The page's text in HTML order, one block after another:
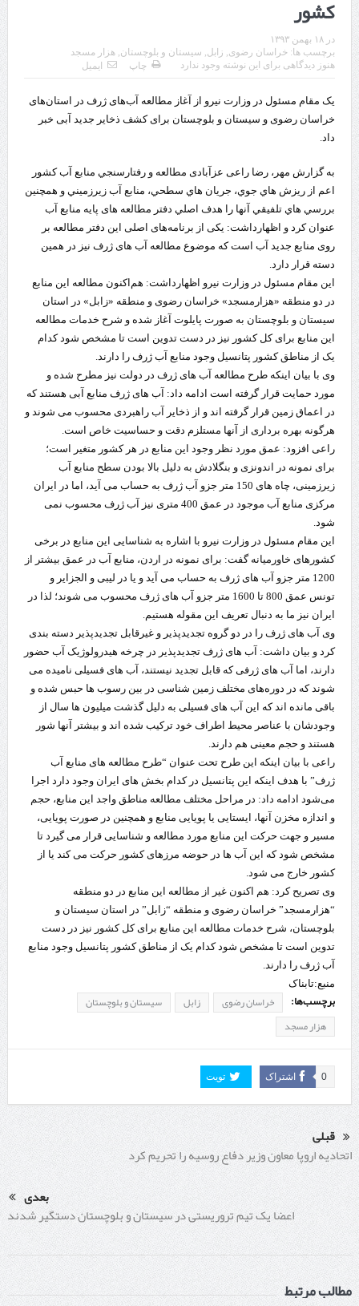
قدردانی وزیر میراث فرهنگی، گردشگری و صنایع دستی از استاندار اردبیل
استاندار اردبیل در دیدار دبیر شورای‌عالی مناطق آزاد و ویژه اقتصادی:
شود
تخصیص ۳۰۰میلیارد تومان برای تکمیل بزرگراه اردبیل-سرچم
کشف ۱۱ قبضه سلاح کلت کمری توسط مرزبانان هنگ مرزی ارومیه
رئیس سازمان راهداری:
روایت روزنامه اتریشی از بحران در مرز مغرب و اسپانیا
تردد زائران اربعین در مرزهای خوزستان از مرز یک میلیون و ۴۲۸ هزار نفر
گذشت
کشور
در ۱۸ بهمن ۱۳۹۳
برچسب ها: خراسان رضوی, زابل, سیستان و بلوچستان, هزار مسجد
هنوز دیدگاهی برای این نوشته وجود ندارد
چاپ ایمیل
یک مقام مسئول در وزارت نیرو از آغاز مطالعه آب‌های ژرف در استان‌های
خراسان رضوی و سیستان و بلوچستان برای کشف ذخایر جدید آبی خبر
داد.
به گزارش مهر، رضا راعی‌ عزآبادی مطالعه و رفتارسنجي منابع آب كشور
اعم از ريزش‌ هاي جوي، جريان‌ هاي سطحي، منابع آب زيرزميني و همچنين
بررسي‌ هاي تلفيقي آنها را هدف اصلي دفتر مطالعه‌ های پايه منابع آب
عنوان کرد و اظهارداشت: یکی از برنامه‌های اصلی این دفتر مطالعه بر
روی منابع جدید آب است که موضوع مطالعه آب‌ های ژرف نیز در همین
دسته قرار دارد.
این مقام مسئول در وزارت نیرو اظهارداشت: هم‌اکنون مطالعه این منابع
در دو منطقه «هزارمسجد» خراسان رضوی و منطقه «زابل» در استان
سیستان و بلوچستان به‌ صورت پایلوت آغاز شده و شرح خدمات مطالعه
این منابع برای کل کشور نیز در دست تدوین است تا مشخص شود کدام
یک از مناطق کشور پتانسیل وجود منابع آب ژرف را دارند.
وی با بیان اینکه طرح مطالعه آب‌ های ژرف در دولت نیز مطرح شده و
مورد حمایت قرار گرفته است ادامه داد: آب‌ های ژرف منابع آبی هستند که
در اعماق زمین قرار گرفته‌ اند و از ذخایر آب راهبردی محسوب می‌ شوند و
هرگونه بهره‌ برداری از آنها مستلزم دقت و حساسیت خاص است.
راعی افزود: عمق مورد نظر وجود این منابع در هر کشور متغیر است؛
برای نمونه در اندونزی و بنگلادش به‌ دلیل بالا بودن سطح منابع آب
زیرزمینی، چاه‌ های 150 متر جزو آب ژرف به حساب می‌ آید، اما در ایران
مرکزی منابع آب موجود در عمق 400 متری نیز آب ژرف محسوب نمی‌
شود.
این مقام مسئول در وزارت نیرو با اشاره به شناسایی این منابع در برخی
کشورهای خاورمیانه گفت: برای نمونه در اردن، منابع آب در عمق بیشتر از
1200 متر جزو آب‌ های ژرف به حساب می‌ آید و یا در لیبی و الجزایر و
تونس عمق 800 تا 1600 متر جزو آب‌ های ژرف محسوب می‌ شوند؛ لذا در
ایران نیز ما به دنبال تعریف این مقوله هستیم.
وی آب‌ های ژرف را در دو گروه تجدیدپذیر و غیرقابل تجدیدپذیر دسته‌ بندی
کرد و بیان داشت: آب‌ های ژرف تجدیدپذیر در چرخه هیدرولوژیک آب حضور
دارند، اما آب‌ های ژرفی که قابل تجدید نیستند، آب‌ های فسیلی نامیده می‌
شوند که در دوره‌های مختلف زمین‌ شناسی در بین رسوب‌ ها حبس شده و
باقی مانده‌ اند که این آب‌ های فسیلی به‌ دلیل گذشت میلیون‌ ها سال از
وجودشان با عناصر محیط اطراف خود ترکیب شده‌ اند و بیشتر آنها شور
هستند و حجم معینی هم دارند.
راعی با بیان اینکه این طرح تحت عنوان “طرح مطالعه‌ های منابع آب
ژرف” با هدف اینکه این پتانسیل در کدام بخش‌ های ایران وجود دارد اجرا
می‌شود ادامه داد: در مراحل مختلف مطالعه مناطق واجد این منابع، حجم
و اندازه مخزن آنها، ایستایی یا پویایی منابع و همچنین در صورت پویایی،
مسیر و جهت حرکت این منابع مورد مطالعه و شناسایی قرار می‌ گیرد تا
مشخص شود که این آب‌ ها در حوضه مرزهای کشور حرکت می‌ کند یا از
کشور خارج می‌ شود.
وی تصریح کرد: هم‌ اکنون غیر از مطالعه این منابع در دو منطقه
“هزارمسجد” خراسان رضوی و منطقه “زابل” در استان سیستان و
بلوچستان، شرح خدمات مطالعه این منابع برای کل کشور نیز در دست
تدوین است تا مشخص شود کدام یک از مناطق کشور پتانسیل وجود منابع
آب ژرف را دارند.
منبع:تابناک
برچسب‌ها: خراسان رضوی زابل
سیستان و بلوچستان
هزار مسجد
اشتراک 0 تویت
قبلی
اتحادیه اروپا معاون وزیر دفاع روسیه را تحریم کرد
بعدی
اعضا یک تیم تروریستی در سیستان و بلوچستان دستگیر شدند
مطالب مرتبط